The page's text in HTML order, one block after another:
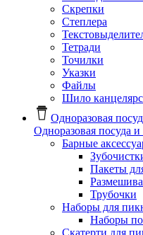
Скрепки
Степлера
Тетради
Точилки
Указки
Файлы
Шило
Одноразовая
Одноразовая посуда и
Барные
Пакеты
Трубочки
Наборы для
Наборы
Скатерти для